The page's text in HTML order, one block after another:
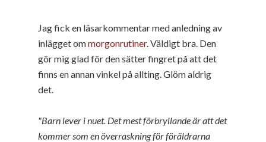
Jag fick en läsarkommentar med anledning av
inlägget ommorgonrutiner. Väldigt bra. Den
gör mig glad för den sätter fingret på att det
finns en annan vinkel på allting. Glöm aldrig
det.
"Barn lever i nuet. Det mest förbryllande är att det
kommer som en överraskning för föräldrarna